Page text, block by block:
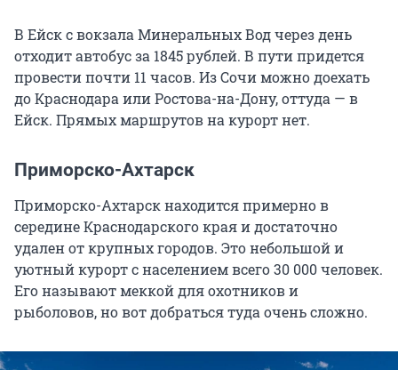
В Ейск с вокзала Минеральных Вод через день
отходит автобус за 1845 рублей. В пути придется
провести почти 11 часов. Из Сочи можно доехать
до Краснодара или Ростова-на-Дону, оттуда — в
Ейск. Прямых маршрутов на курорт нет.
Приморско-Ахтарск
Приморско-Ахтарск находится примерно в
середине Краснодарского края и достаточно
удален от крупных городов. Это небольшой и
уютный курорт с населением всего 30 000 человек.
Его называют меккой для охотников и
рыболовов, но вот добраться туда очень сложно.